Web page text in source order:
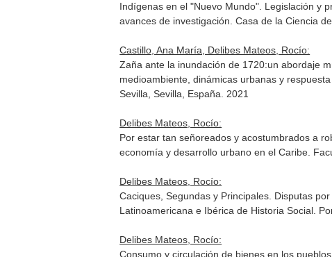
Indígenas en el "Nuevo Mundo". Legislación y
avances de investigación. Casa de la Ciencia
Castillo, Ana María, Delibes Mateos, Rocío:
Zaña ante la inundación de 1720:un abordaje
medioambiente, dinámicas urbanas y
Sevilla, Sevilla, España. 2021
Delibes Mateos, Rocío:
Por estar tan señoreados y acostumbrados a
economía y desarrollo urbano en el Caribe.
Delibes Mateos, Rocío:
Caciques, Segundas y Principales. Disputas
Latinoamericana e Ibérica de Historia Social.
Delibes Mateos, Rocío:
Consumo y circulación de bienes en los